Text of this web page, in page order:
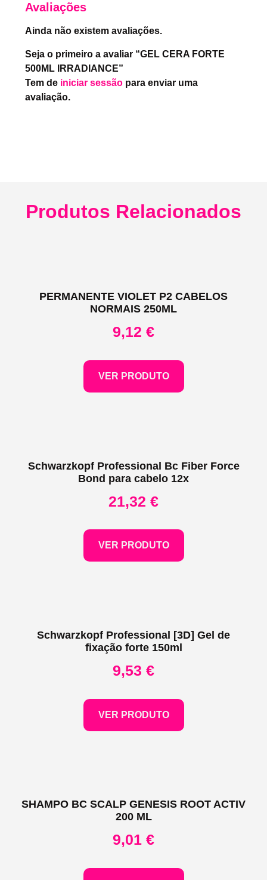
Avaliações
Ainda não existem avaliações.
Seja o primeiro a avaliar “GEL CERA FORTE
500ML IRRADIANCE”
Tem de iniciar sessão para enviar uma
avaliação.
Produtos Relacionados
PERMANENTE VIOLET P2 CABELOS
NORMAIS 250ML
9,12 €
VER PRODUTO
Schwarzkopf Professional Bc Fiber Force
Bond para cabelo 12x
21,32 €
VER PRODUTO
Schwarzkopf Professional [3D] Gel de
fixação forte 150ml
9,53 €
VER PRODUTO
SHAMPO BC SCALP GENESIS ROOT ACTIV
200 ML
9,01 €